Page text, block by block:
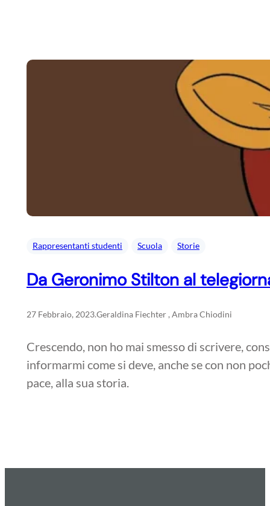
Rappresentanti studenti Scuola Storie
Da Geronimo Stilton al
27 Febbraio, 2023.Geraldina Fiechter , Ambra Chiodini
Crescendo, non ho mai smesso di scrivere,
informarmi come si deve, anche se con non
pace, alla sua storia.